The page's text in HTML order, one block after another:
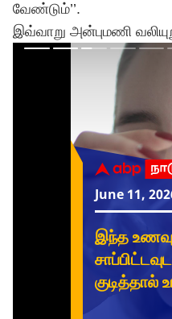
வேண்டும்’’.
இவ்வாறு அன்புமணி